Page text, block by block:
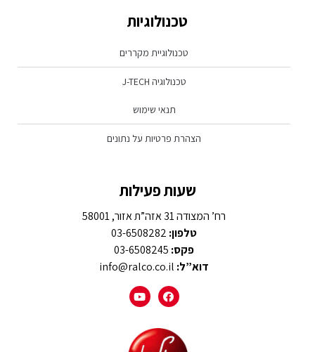
טכנולוגיות
טכנולוגיית מקררים
טכנולוגיה J-TECH
תנאי שימוש
הצהרת פרטיות על נתונים
שעות פעילות
רח’ המצודה 31 אזה”ת אזור, 58001
טלפון:
פקס:
דוא”ל: